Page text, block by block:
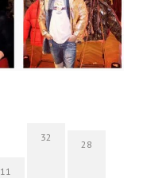
11
32
28